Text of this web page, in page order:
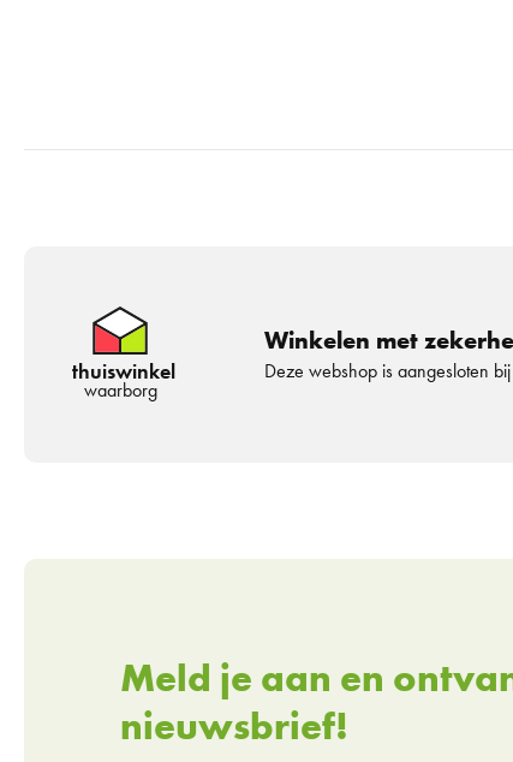
thuiswinkel
waarborg
Winkelen met
Deze webshop is aangesloten
Meld je aan en
nieuwsbrief!